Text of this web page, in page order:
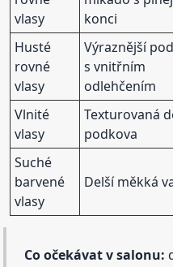
vlasy
konci
Husté
rovné
vlasy
Výraznější
s vnitřním
odlehčením
Vlnité
vlasy
Texturovaná
podkova
Suché
barvené
vlasy
Delší měkká
Co očekávat v salonu: